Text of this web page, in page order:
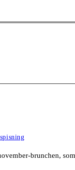
brunchen,